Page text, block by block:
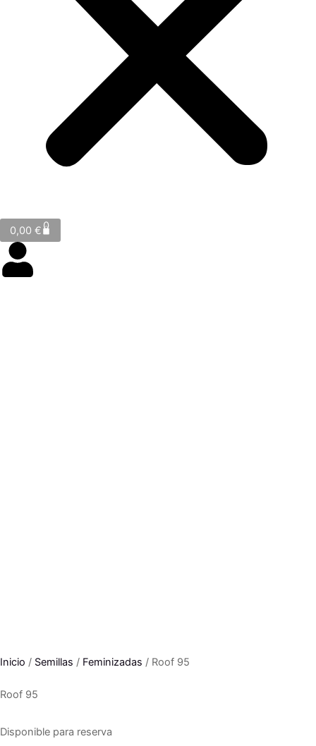
0,00 €0
Cart
Inicio / Semillas / Feminizadas / Roof 95
Roof 95
Disponible para reserva